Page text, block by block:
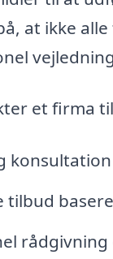
at ikke
et firma
tilbud